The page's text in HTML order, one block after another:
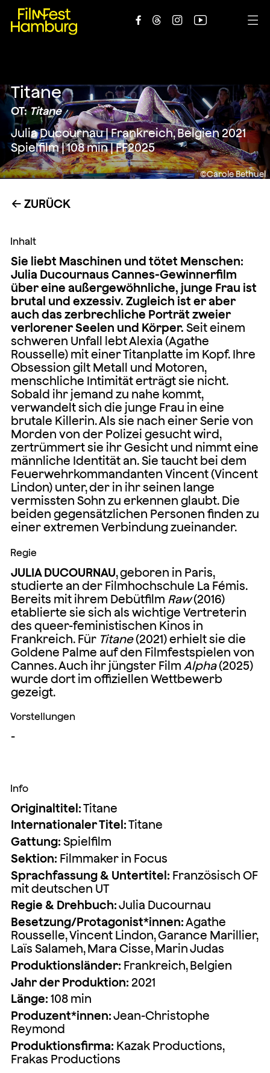
    
©Carole Bethuel
Titane
OT:Titane
Julia Ducournau | Frankreich, Belgien 2021
Spielfilm | 108 min | FF2025
← ZURÜCK
Inhalt
Sie liebt Maschinen und tötet Menschen:
Julia Ducournaus Cannes-Gewinnerfilm
über eine außergewöhnliche, junge Frau ist
brutal und exzessiv. Zugleich ist er aber
auch das zerbrechliche Porträt zweier
verlorener Seelen und Körper. Seit einem
schweren Unfall lebt Alexia (Agathe
Rousselle) mit einer Titanplatte im Kopf. Ihre
Obsession gilt Metall und Motoren,
menschliche Intimität erträgt sie nicht.
Sobald ihr jemand zu nahe kommt,
verwandelt sich die junge Frau in eine
brutale Killerin. Als sie nach einer Serie von
Morden von der Polizei gesucht wird,
zertrümmert sie ihr Gesicht und nimmt eine
männliche Identität an. Sie taucht bei dem
Feuerwehrkommandanten Vincent (Vincent
Lindon) unter, der in ihr seinen lange
vermissten Sohn zu erkennen glaubt. Die
beiden gegensätzlichen Personen finden zu
einer extremen Verbindung zueinander.
Regie
JULIA DUCOURNAU, geboren in Paris,
studierte an der Filmhochschule La Fémis.
Bereits mit ihrem Debütfilm Raw(2016)
etablierte sie sich als wichtige Vertreterin
des queer-feministischen Kinos in
Frankreich. Für Titane(2021) erhielt sie die
Goldene Palme auf den Filmfestspielen von
Cannes. Auch ihr jüngster Film Alpha(2025)
wurde dort im offiziellen Wettbewerb
gezeigt.
Vorstellungen
-
Info
Originaltitel:Titane
Internationaler Titel:Titane
Gattung: Spielfilm
Sektion: Filmmaker in Focus
Sprachfassung & Untertitel: Französisch OF
mit deutschen UT
Regie & Drehbuch:Julia Ducournau
Besetzung/Protagonist*innen:Agathe
Rousselle, Vincent Lindon, Garance Marillier,
Laïs Salameh, Mara Cisse, Marin Judas
Produktionsländer: Frankreich, Belgien
Jahr der Produktion: 2021
Länge: 108 min
Produzent*innen:Jean-Christophe
Reymond
Produktionsfirma: Kazak Productions,
Frakas Productions